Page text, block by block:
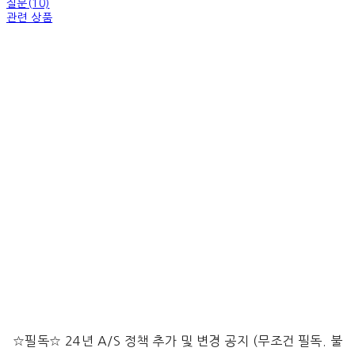
질문(10)
관련 상품
☆필독☆ 24년 A/S 정책 추가 및 변경 공지 (무조건 필독. 불